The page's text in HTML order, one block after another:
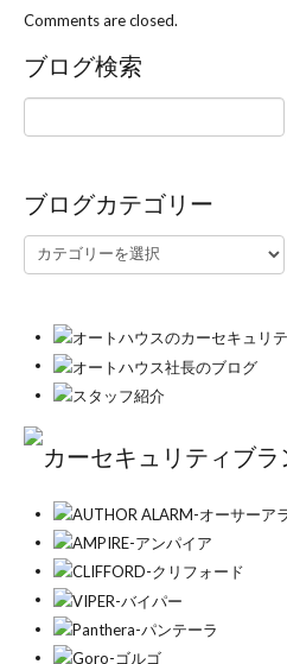
Comments are closed.
ブログ検索
ブログカテゴリー
ロ
ー